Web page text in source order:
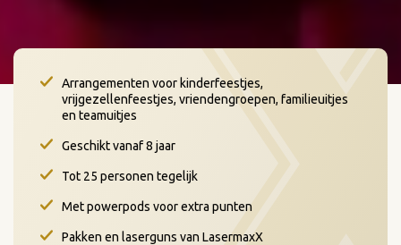
Arrangementen voor kinderfeestjes,
vrijgezellenfeestjes, vriendengroepen, familieuitjes
en teamuitjes
Geschikt vanaf 8 jaar
Tot 25 personen tegelijk
Met powerpods voor extra punten
Pakken en laserguns van LasermaxX